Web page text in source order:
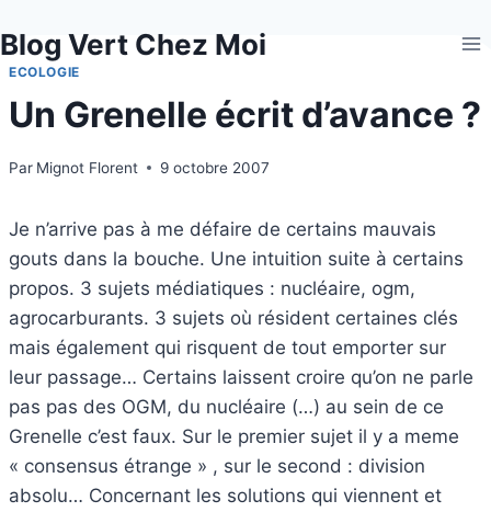
au
contenu
Blog Vert Chez Moi
ECOLOGIE
Un Grenelle écrit d’avance ?
Par Mignot Florent 9 octobre 2007
Je n’arrive pas à me défaire de certains mauvais
gouts dans la bouche. Une intuition suite à certains
propos. 3 sujets médiatiques : nucléaire, ogm,
agrocarburants. 3 sujets où résident certaines clés
mais également qui risquent de tout emporter sur
leur passage… Certains laissent croire qu’on ne parle
pas pas des OGM, du nucléaire (…) au sein de ce
Grenelle c’est faux. Sur le premier sujet il y a meme
« consensus étrange » , sur le second : division
absolu… Concernant les solutions qui viennent et